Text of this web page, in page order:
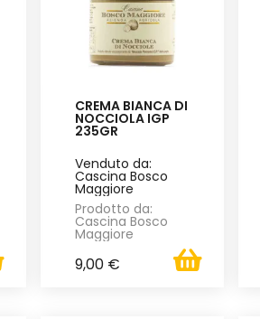
CREMA BIANCA DI
NOCCIOLA IGP
235GR
Venduto da:
Cascina Bosco
Maggiore
Prodotto da:
Cascina Bosco
Maggiore
9,00 €